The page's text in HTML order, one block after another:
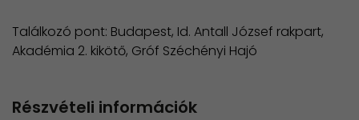
Találkozó pont: Budapest, Id. Antall József rakpart,
Akadémia 2. kikötő, Gróf Széchényi Hajó
Részvételi információk